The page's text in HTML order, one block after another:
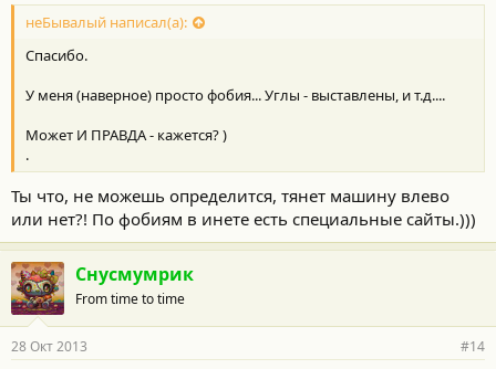
неБывалый написал(а):
Спасибо.
У меня (наверное) просто фобия... Углы - выставлены, и т.д....
Может И ПРАВДА - кажется? )
.
Ты что, не можешь определится, тянет машину влево
или нет?! По фобиям в инете есть специальные сайты.)))
Снусмумрик
From time to time
28 Окт 2013 #14